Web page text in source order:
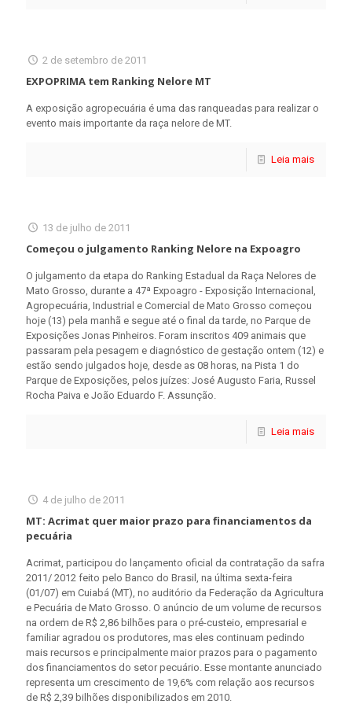
2 de setembro de 2011
EXPOPRIMA tem Ranking Nelore MT
A exposição agropecuária é uma das ranqueadas para realizar o
evento mais importante da raça nelore de MT.
Leia mais
13 de julho de 2011
Começou o julgamento Ranking Nelore na Expoagro
O julgamento da etapa do Ranking Estadual da Raça Nelores de
Mato Grosso, durante a 47ª Expoagro - Exposição Internacional,
Agropecuária, Industrial e Comercial de Mato Grosso começou
hoje (13) pela manhã e segue até o final da tarde, no Parque de
Exposições Jonas Pinheiros. Foram inscritos 409 animais que
passaram pela pesagem e diagnóstico de gestação ontem (12) e
estão sendo julgados hoje, desde as 08 horas, na Pista 1 do
Parque de Exposições, pelos juízes: José Augusto Faria, Russel
Rocha Paiva e João Eduardo F. Assunção.
Leia mais
4 de julho de 2011
MT: Acrimat quer maior prazo para financiamentos da
pecuária
Acrimat, participou do lançamento oficial da contratação da safra
2011/ 2012 feito pelo Banco do Brasil, na última sexta-feira
(01/07) em Cuiabá (MT), no auditório da Federação da Agricultura
e Pecuária de Mato Grosso. O anúncio de um volume de recursos
na ordem de R$ 2,86 bilhões para o pré-custeio, empresarial e
familiar agradou os produtores, mas eles continuam pedindo
mais recursos e principalmente maior prazos para o pagamento
dos financiamentos do setor pecuário. Esse montante anunciado
representa um crescimento de 19,6% com relação aos recursos
de R$ 2,39 bilhões disponibilizados em 2010.